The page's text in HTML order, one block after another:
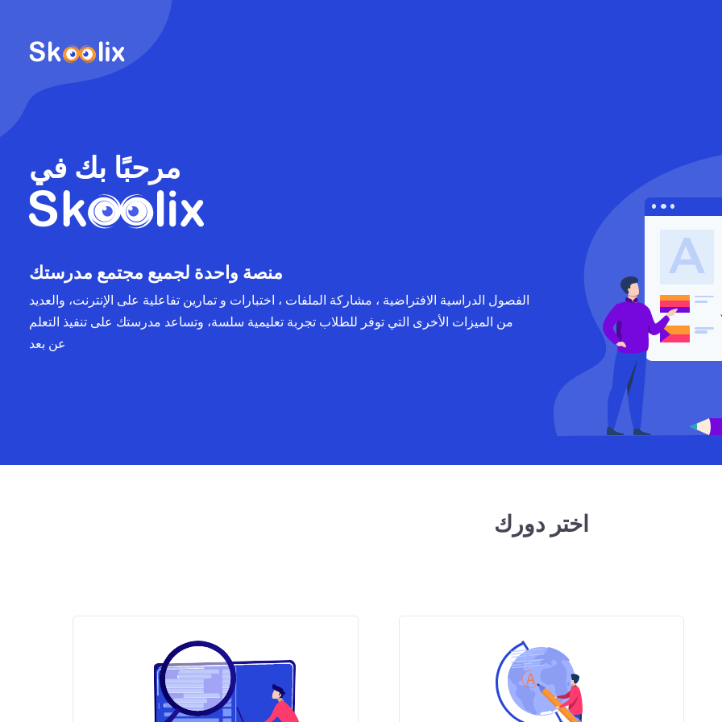
مرحبًا بك في
منصة واحدة لجميع مجتمع مدرستك
الفصول الدراسية الافتراضية ، مشاركة الملفات ، اختبارات و تمارين تفاعلية على الإنترنت، والعديد
من الميزات الأخرى التي توفر للطلاب تجربة تعليمية سلسة، وتساعد مدرستك على تنفيذ التعلم
عن بعد
اختر دورك